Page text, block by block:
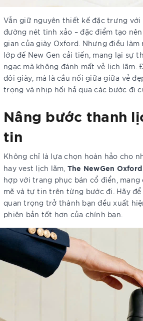
Vẫn giữ nguyên thiết kế đặc trưng với
đường nét tinh xảo – đặc điểm tạo
gian của giày Oxford. Nhưng điều làm
lớp đế New Gen cải tiến, mang lại sự
ngạc mà không đánh mất vẻ lịch lãm.
đôi giày, mà là cầu nối giữa giữa vẻ
trọng và nhịp hối hả qua các bước đi
Nâng bước thanh
tin
Không chỉ là lựa chọn hoàn hảo cho
hay vest lịch lãm, The NewGen Oxford
hợp với trang phục bán cổ điển,
mẽ và tự tin trên từng bước đi. Hãy
quan trọng trở thành bạn đều xuất
phiên bản tốt hơn của chính bạn.